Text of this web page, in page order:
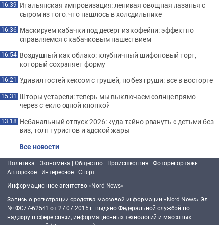
16:39 Итальянская импровизация: ленивая овощная лазанья с
сыром из того, что нашлось в холодильнике
16:36 Маскируем кабачки под десерт из кофейни: эффектно
справляемся с кабачковым нашествием
16:54 Воздушный как облако: клубничный шифоновый торт,
который сохраняет форму
16:21 Удивил гостей кексом с грушей, но без груши: все в восторге
15:31 Шторы устарели: теперь мы выключаем солнце прямо
через стекло одной кнопкой
13:18 Небанальный отпуск 2026: куда тайно рвануть с детьми без
виз, толп туристов и адской жары
Все новости
Политика | Экономика | Общество | Происшествия | Фоторепортажи |
Авторское | Интересное | Спорт
Информационное агентство «Nord-News»
Запись о регистрации средства массовой информации «Nord-News» Эл
№ ФС77-62541 от 27.07.2015 г. выдано Федеральной службой по
надзору в сфере связи, информационных технологий и массовых